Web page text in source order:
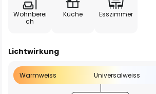
Wohnberei
ch
Küche Esszimmer
Lichtwirkung
Warmweiss Universalweiss